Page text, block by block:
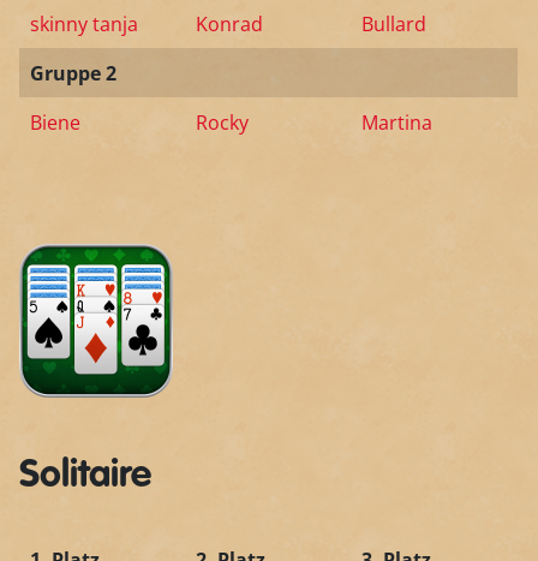
skinny tanja
Konrad
Bullard
Gruppe 2
Biene
Rocky Martina
Solitaire